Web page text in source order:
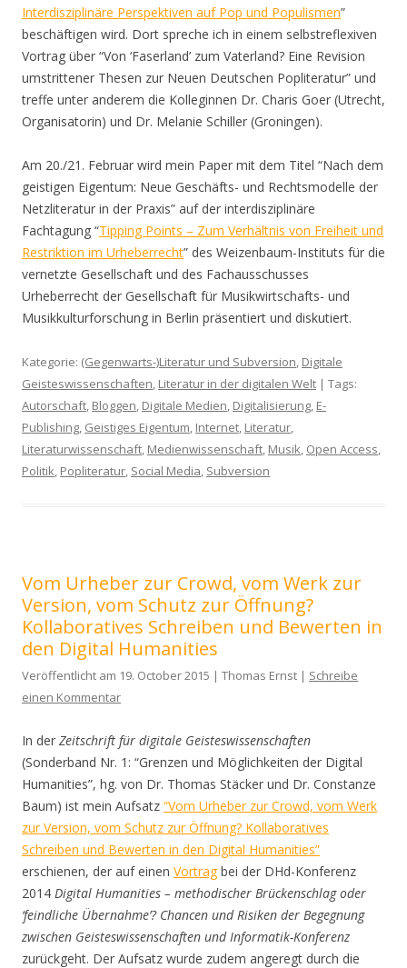
Interdisziplinäre Perspektiven auf Pop und Populismen”
beschäftigen wird. Dort spreche ich in einem selbstreflexiven
Vortrag über “Von ‘Faserland’ zum Vaterland? Eine Revision
umstrittener Thesen zur Neuen Deutschen Popliteratur” und
treffe unter anderem die Kolleginnen Dr. Charis Goer (Utrecht,
Organisatorin) und Dr. Melanie Schiller (Groningen).
Am 20./21. Februar wird mein Paper mit dem Titel “Nach dem
geistigen Eigentum: Neue Geschäfts- und Rechtsmodelle der
Netzliteratur in der Praxis” auf der interdisziplinäre
Fachtagung “Tipping Points – Zum Verhältnis von Freiheit und
Restriktion im Urheberrecht” des Weizenbaum-Instituts für die
vernetzte Gesellschaft und des Fachausschusses
Urheberrecht der Gesellschaft für Musikwirtschafts- und
Musikkulturforschung in Berlin präsentiert und diskutiert.
Kategorie: (Gegenwarts-)Literatur und Subversion, Digitale
Geisteswissenschaften, Literatur in der digitalen Welt | Tags:
Autorschaft, Bloggen, Digitale Medien, Digitalisierung, E-
Publishing, Geistiges Eigentum, Internet, Literatur,
Literaturwissenschaft, Medienwissenschaft, Musik, Open Access,
Politik, Popliteratur, Social Media, Subversion
Vom Urheber zur Crowd, vom Werk zur
Version, vom Schutz zur Öffnung?
Kollaboratives Schreiben und Bewerten in
den Digital Humanities
Veröffentlicht am 19. October 2015 | Thomas Ernst | Schreibe
einen Kommentar
In der Zeitschrift für digitale Geisteswissenschaften
(Sonderband Nr. 1: “Grenzen und Möglichkeiten der Digital
Humanities”, hg. von Dr. Thomas Stäcker und Dr. Constanze
Baum) ist mein Aufsatz “Vom Urheber zur Crowd, vom Werk
zur Version, vom Schutz zur Öffnung? Kollaboratives
Schreiben und Bewerten in den Digital Humanities”
erschienen, der auf einen Vortragbei der DHd-Konferenz
2014 Digital Humanities – methodischer Brückenschlag oder
‘feindliche Übernahme’? Chancen und Risiken der Begegnung
zwischen Geisteswissenschaften und Informatik-Konferenz
zurückgeht. Der Aufsatz wurde zudem angeregt durch die